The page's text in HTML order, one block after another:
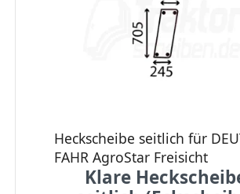
Heckscheibe seitlich für
FAHR AgroStar Freisicht
Klare